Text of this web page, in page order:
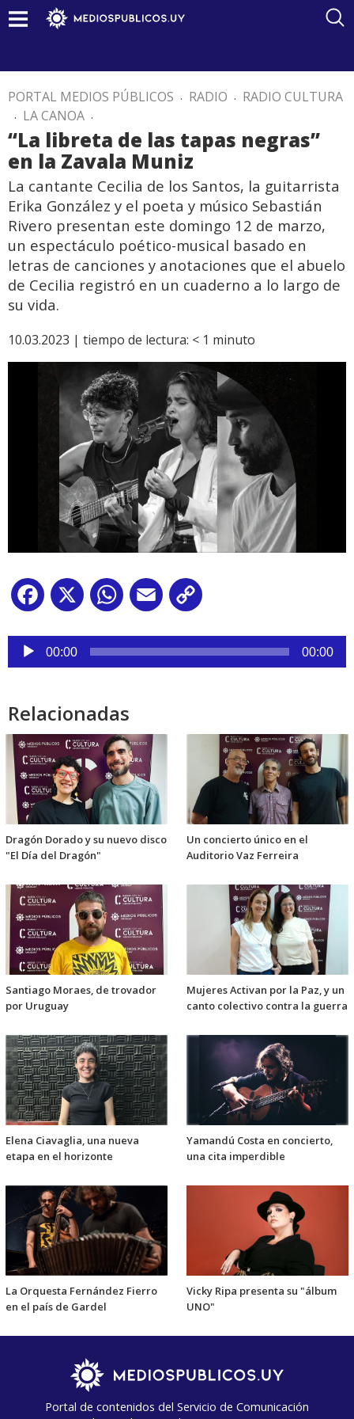
PORTAL MEDIOS PÚBLICOS . RADIO . RADIO CULTURA
. LA CANOA .
“La libreta de las tapas negras”
en la Zavala Muniz
La cantante Cecilia de los Santos, la guitarrista
Erika González y el poeta y músico Sebastián
Rivero presentan este domingo 12 de marzo,
un espectáculo poético-musical basado en
letras de canciones y anotaciones que el abuelo
de Cecilia registró en un cuaderno a lo largo de
su vida.
10.03.2023 | tiempo de lectura: < 1 minuto
Facebook
X WhatsApp
Email
Reproductor
audio
00:00 00:00
Relacionadas
Dragón Dorado y su nuevo disco
"El Día del Dragón"
Un concierto único en el
Auditorio Vaz Ferreira
Santiago Moraes, de trovador
por Uruguay
Mujeres Activan por la Paz, y un
canto colectivo contra la guerra
Elena Ciavaglia, una nueva
etapa en el horizonte
Yamandú Costa en concierto,
una cita imperdible
La Orquesta Fernández Fierro
en el país de Gardel
Vicky Ripa presenta su "álbum
UNO"
Portal de contenidos del Servicio de Comunicación